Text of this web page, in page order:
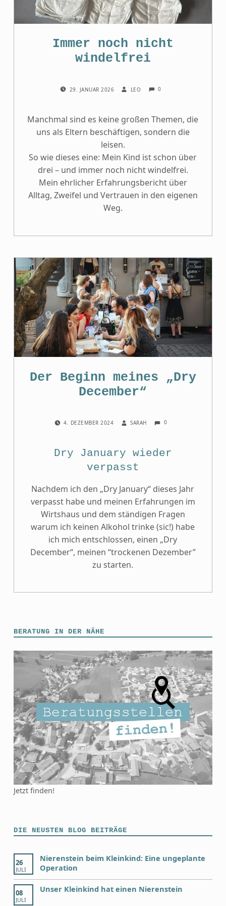
Immer noch nicht
windelfrei
29. JANUAR 2026 LEO 0
Manchmal sind es keine großen Themen, die
uns als Eltern beschäftigen, sondern die
leisen.
So wie dieses eine: Mein Kind ist schon über
drei – und immer noch nicht windelfrei.
Mein ehrlicher Erfahrungsbericht über
Alltag, Zweifel und Vertrauen in den eigenen
Weg.
Der Beginn meines „Dry
December“
4. DEZEMBER 2024 SARAH 0
Dry January wieder
verpasst
Nachdem ich den „Dry January“ dieses Jahr
verpasst habe und meinen Erfahrungen im
Wirtshaus und dem ständigen Fragen
warum ich keinen Alkohol trinke (sic!) habe
ich mich entschlossen, einen „Dry
December“, meinen “trockenen Dezember”
zu starten.
BERATUNG IN DER NÄHE
Jetzt finden!
DIE NEUSTEN BLOG BEITRÄGE
26
JULI
Nierenstein beim Kleinkind: Eine ungeplante
Operation
08
JULI
Unser Kleinkind hat einen Nierenstein